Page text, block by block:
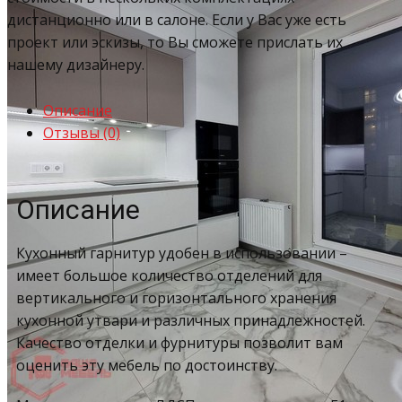
дистанционно или в салоне. Если у Вас уже есть
проект или эскизы, то Вы сможете прислать их
нашему дизайнеру.
Описание
Отзывы (0)
Описание
Кухонный гарнитур удобен в использовании –
имеет большое количество отделений для
вертикального и горизонтального хранения
кухонной утвари и различных принадлежностей.
Качество отделки и фурнитуры позволит вам
оценить эту мебель по достоинству.